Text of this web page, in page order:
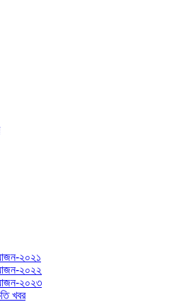
২০২১
২০২২
২০২৩
খবর